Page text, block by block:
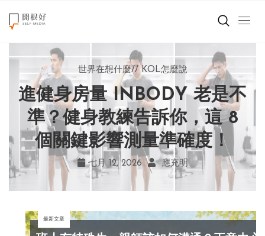
來點正能量
世界在想什麼
創造美好生活
小孩不是噩夢
職場商業經濟
影片專區
關於我們
世界在想什麼//地球村發生的事
AI 複製吉卜力畫風引爭議！
宮崎駿用七年證明：人腦創
作仍無可取代
七月 19, 2026 菲利浦．科特勒
來點正能量//與自己和解
別讓過去的榮耀嘲笑現在！
學會捨棄獎盃，活出當下的
真實幸福
七月 17, 2026 亞瑟．布魯克斯
來點正能量//女力至上
改變不用驚天動地！《米娜
家的星期六》看小女孩如何
勇敢跨出第一步
七月 22, 2026 不正田心
世界在想什麼//KOL怎麼說
進健身房量 INBODY 老是不
準？健身教練告訴你，這 8
個關鍵影響測量準確度！
七月 12, 2026 應充明
最新文章